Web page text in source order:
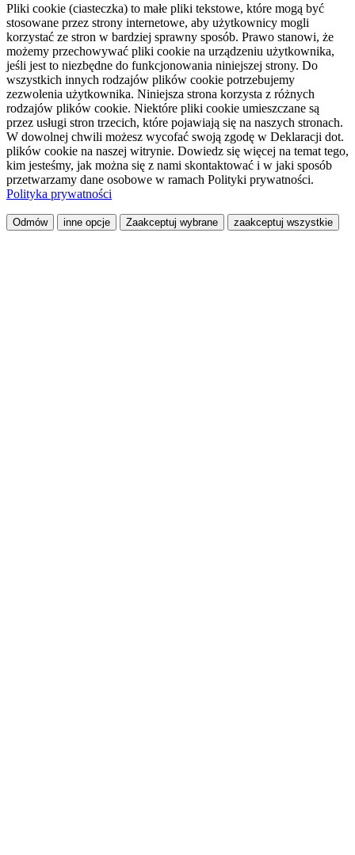
Pliki cookie (ciasteczka) to małe pliki tekstowe, które mogą być
stosowane przez strony internetowe, aby użytkownicy mogli
korzystać ze stron w bardziej sprawny sposób. Prawo stanowi, że
możemy przechowywać pliki cookie na urządzeniu użytkownika,
jeśli jest to niezbędne do funkcjonowania niniejszej strony. Do
wszystkich innych rodzajów plików cookie potrzebujemy
zezwolenia użytkownika. Niniejsza strona korzysta z różnych
rodzajów plików cookie. Niektóre pliki cookie umieszczane są
przez usługi stron trzecich, które pojawiają się na naszych stronach.
W dowolnej chwili możesz wycofać swoją zgodę w Deklaracji dot.
plików cookie na naszej witrynie. Dowiedz się więcej na temat tego,
kim jesteśmy, jak można się z nami skontaktować i w jaki sposób
przetwarzamy dane osobowe w ramach Polityki prywatności.
Polityka prywatności
Odmów inne opcje Zaakceptuj wybrane zaakceptuj wszystkie